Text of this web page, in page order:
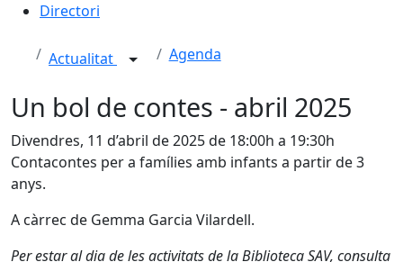
Directori
Actualitat Agenda
Un bol de contes - abril 2025
Divendres, 11 d’abril de 2025 de 18:00h a 19:30h
Contacontes per a famílies amb infants a partir de 3
anys.
A càrrec de Gemma Garcia Vilardell.
Per estar al dia de les activitats de la Biblioteca SAV, consulta